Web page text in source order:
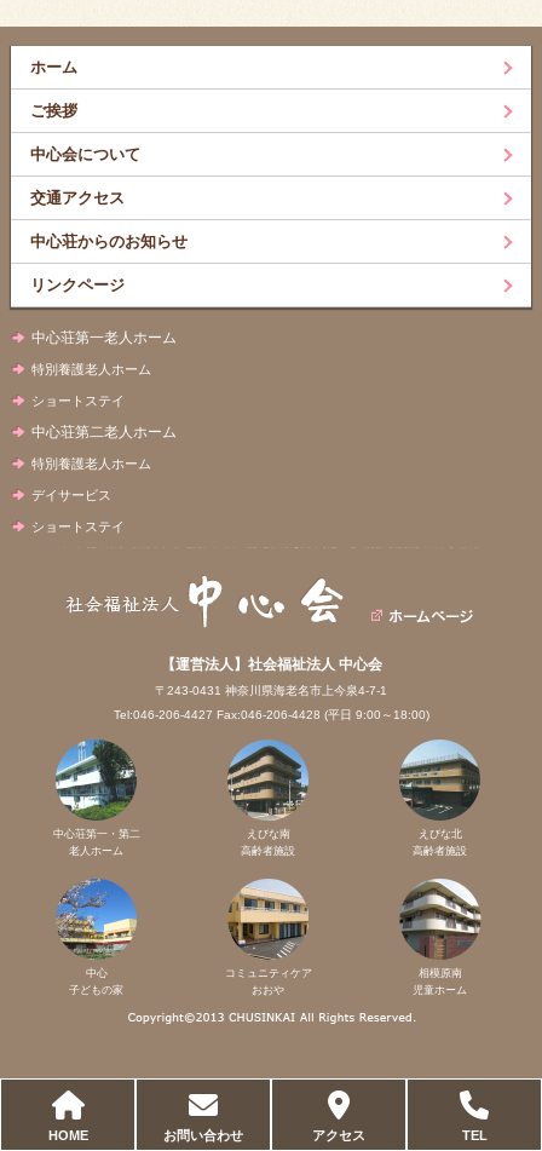
ホーム
ご挨拶
中心会について
交通アクセス
中心荘からのお知らせ
リンクページ
中心荘第一老人ホーム
特別養護老人ホーム
ショートステイ
中心荘第二老人ホーム
特別養護老人ホーム
デイサービス
ショートステイ
【運営法人】社会福祉法人 中心会
〒243-0431 神奈川県海老名市上今泉4-7-1
Tel:046-206-4427 Fax:046-206-4428 (平日 9:00～18:00)
中心荘第一・第二
老人ホーム
えびな南
高齢者施設
えびな北
高齢者施設
中心
子どもの家
コミュニティケア
おおや
相模原南
児童ホーム
HOME お問い合わせ アクセス TEL